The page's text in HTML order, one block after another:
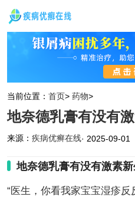
当前位置： 首页> 药物>
地奈德乳膏有没有
来源： 疾病优癣在线· 2025-09-01
地奈德乳膏有没有激素
“医生，你看我家宝宝湿疹